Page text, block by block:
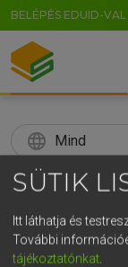
BELÉPÉS EDUID-VAL
language Mind
search
SÜTIK
Itt láthatja és
További
tájékoztatónkat
GR
5 6 7